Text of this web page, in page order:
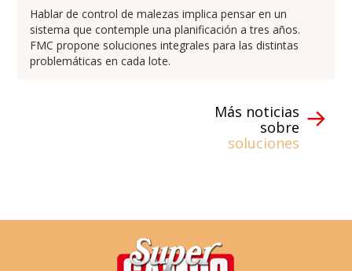
Hablar de control de malezas implica pensar en un
sistema que contemple una planificación a tres años.
FMC propone soluciones integrales para las distintas
problemáticas en cada lote.
Más noticias
sobre
soluciones